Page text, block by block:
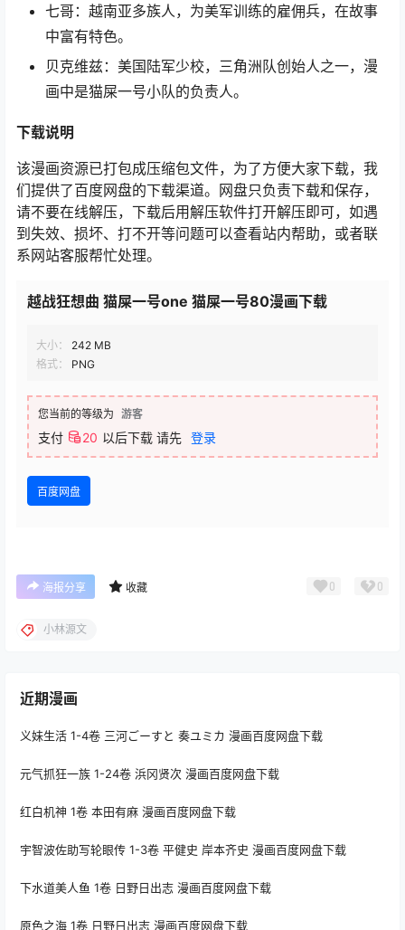
七哥：越南亚多族人，为美军训练的雇佣兵，在故事
中富有特色。
贝克维兹：美国陆军少校，三角洲队创始人之一，漫
画中是猫屎一号小队的负责人。
下载说明
该漫画资源已打包成压缩包文件，为了方便大家下载，我
们提供了百度网盘的下载渠道。网盘只负责下载和保存，
请不要在线解压，下载后用解压软件打开解压即可，如遇
到失效、损坏、打不开等问题可以查看站内帮助，或者联
系网站客服帮忙处理。
越战狂想曲 猫屎一号one 猫屎一号80漫画下载
大小：
242 MB
格式：
PNG
您当前的等级为 游客
支付 20 以后下载 请先 登录
百度网盘
海报分享 收藏 0 0
小林源文
近期漫画
义妹生活 1-4卷 三河ごーすと 奏ユミカ 漫画百度网盘下载
元气抓狂一族 1-24卷 浜冈贤次 漫画百度网盘下载
红白机神 1卷 本田有麻 漫画百度网盘下载
宇智波佐助写轮眼传 1-3卷 平健史 岸本齐史 漫画百度网盘下载
下水道美人鱼 1卷 日野日出志 漫画百度网盘下载
原色之海 1卷 日野日出志 漫画百度网盘下载